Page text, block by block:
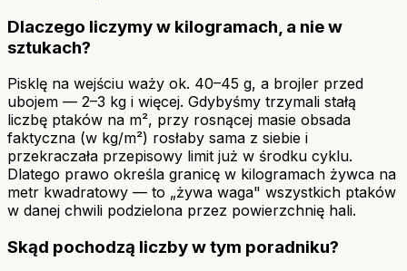
Dlaczego liczymy w kilogramach, a nie w
sztukach?
Pisklę na wejściu waży ok. 40–45 g, a brojler przed
ubojem — 2–3 kg i więcej. Gdybyśmy trzymali stałą
liczbę ptaków na m², przy rosnącej masie obsada
faktyczna (w kg/m²) rosłaby sama z siebie i
przekraczała przepisowy limit już w środku cyklu.
Dlatego prawo określa granicę w kilogramach żywca na
metr kwadratowy — to „żywa waga" wszystkich ptaków
w danej chwili podzielona przez powierzchnię hali.
Skąd pochodzą liczby w tym poradniku?